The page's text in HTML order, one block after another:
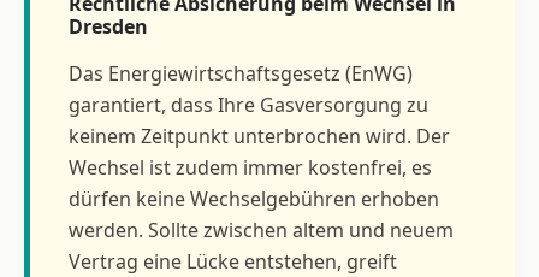
Dresden
Das Energiewirtschaftsgesetz (EnWG)
garantiert, dass Ihre Gasversorgung zu
keinem Zeitpunkt unterbrochen wird. Der
Wechsel ist zudem immer kostenfrei, es
dürfen keine Wechselgebühren erhoben
werden. Sollte zwischen altem und neuem
Vertrag eine Lücke entstehen, greift